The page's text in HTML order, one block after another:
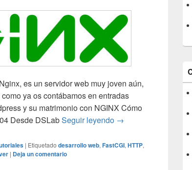
es un servidor web muy joven aún,
ya os contábamos en entradas
y su matrimonio con NGINX Cómo
Desde DSLabSeguir leyendo Cómo procesa
→
| Etiquetado desarrollo web, FastCGI, HTTP,
| Deja un comentario